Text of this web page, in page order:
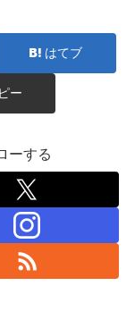
はてブ
ー
ーする